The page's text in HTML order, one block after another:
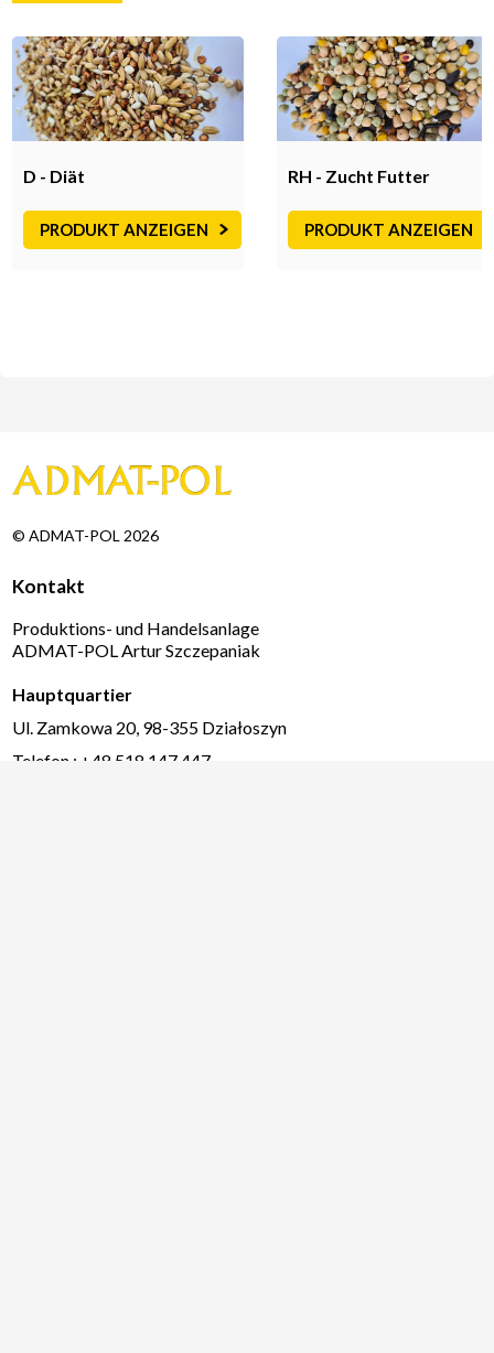
D - Diät
PRODUKT ANZEIGEN
RH - Zucht Futter
PRODUKT ANZEIGEN
© ADMAT-POL 2026
Kontakt
Produktions- und Handelsanlage
ADMAT-POL Artur Szczepaniak
Hauptquartier
Ul. Zamkowa 20, 98-355 Działoszyn
Telefon.: +48 518 147 447